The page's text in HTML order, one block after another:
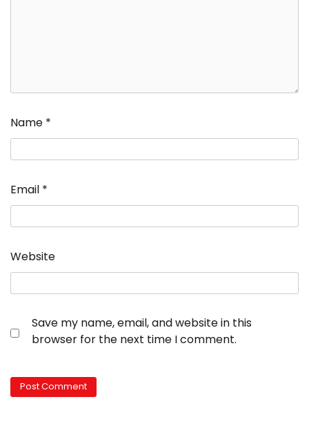
Name *
Email *
Website
Save my name, email, and website in this
browser for the next time I comment.